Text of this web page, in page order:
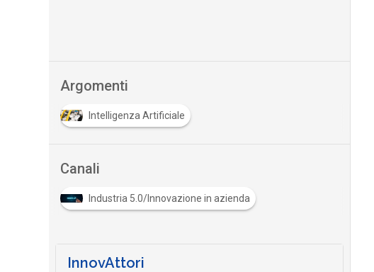
Argomenti
Intelligenza Artificiale
Canali
Industria 5.0/Innovazione in azienda
InnovAttori